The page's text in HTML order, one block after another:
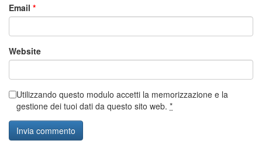
Email *
Website
Utilizzando questo modulo accetti la memorizzazione e la
gestione dei tuoi dati da questo sito web. *